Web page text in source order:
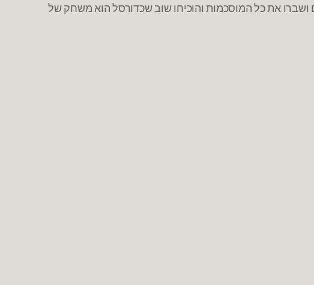
ושברו את כל המוסכמות והוכיחו שוב שכדורסל הוא משחק של